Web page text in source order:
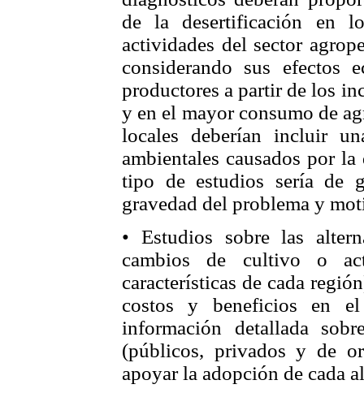
de la desertificación en
actividades del sector
considerando sus efectos
productores a partir de los
y en el mayor consumo de
locales deberían incluir
ambientales causados por
tipo de estudios sería de
gravedad del problema y
• Estudios sobre las
cambios de cultivo o
características de cada
costos y beneficios en
información detallada
(públicos, privados y de
apoyar la adopción de cada